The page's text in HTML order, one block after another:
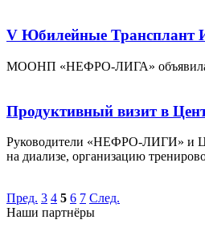
V Юбилейные Трансплант
МООНП «НЕФРО-ЛИГА» объявила о
Продуктивный визит в
Руководители «НЕФРО-ЛИГИ» и
на диализе, организацию
Пред. 3 4 5 6 7 След.
Наши партнёры